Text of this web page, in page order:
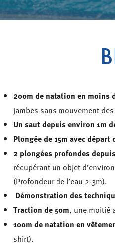
200m de natation en moins
jambes sans mouvement
Un saut depuis environ 1m
Plongée de 15m avec
2 plongées profondes
récupérant un objet
(Profondeur de l’eau 2-3m).
Démonstration des
Traction de 50m, une moitié
100m de natation en
shirt).